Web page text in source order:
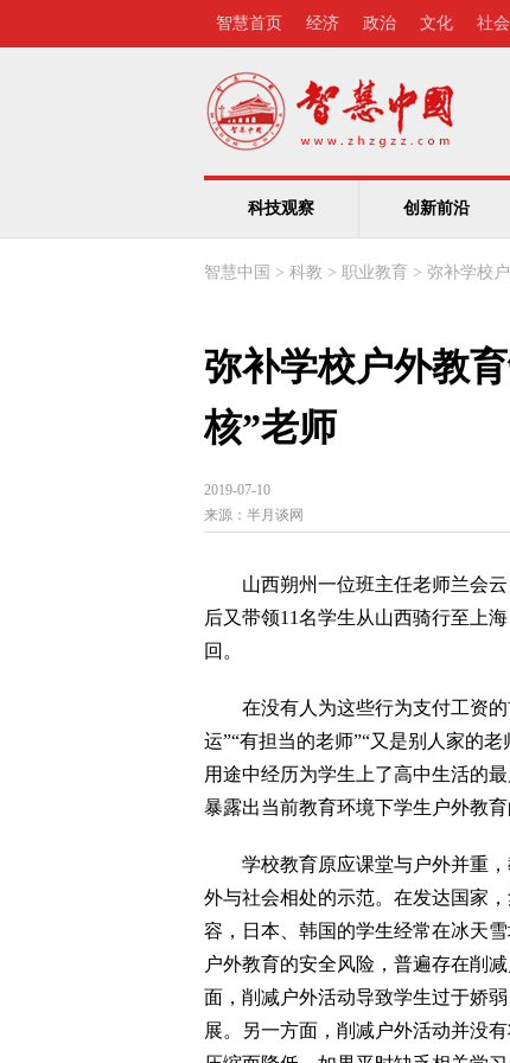
智慧首页 经济 政治 文化 社会
科技观察 创新前沿
智慧中国 > 科教 > 职业教育 > 弥补学校
弥补学校户外教
核”老师
2019-07-10
来源： 半月谈网
山西朔州一位班主任老师兰会云
后又带领11名学生从山西骑行至上
回。
在没有人为这些行为支付工资的
运”“有担当的老师”“又是别人家的
用途中经历为学生上了高中生活的
暴露出当前教育环境下学生户外教育
学校教育原应课堂与户外并重，
外与社会相处的示范。在发达国家
容，日本、韩国的学生经常在冰天
户外教育的安全风险，普遍存在削
面，削减户外活动导致学生过于娇
展。另一方面，削减户外活动并没